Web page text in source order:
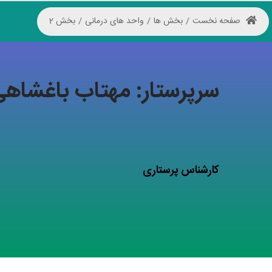
صفحه نخست / بخش ها / واحد های درمانی / بخش 2
سرپرستار: مهتاب
کارشناس پرستاری